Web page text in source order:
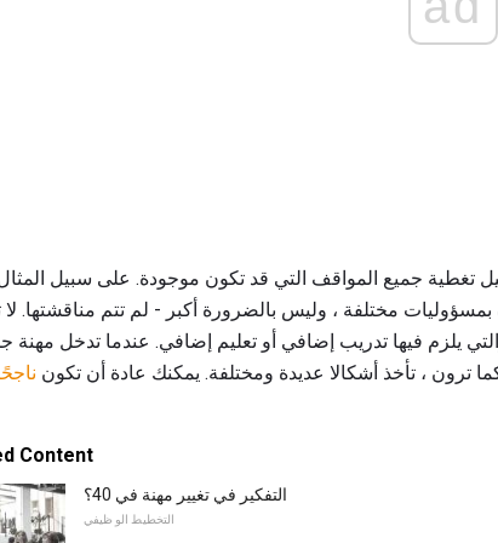
تغطية جميع المواقف التي قد تكون موجودة. على سبيل
بمسؤوليات مختلفة ، وليس بالضرورة أكبر - لم تتم مناقشتها. لا
يلزم فيها تدريب إضافي أو تعليم إضافي. عندما تدخل مهنة
ترون ، تأخذ أشكالا عديدة ومختلفة. يمكنك عادة أن تكون
Content
التفكير في تغيير مهنة في 40؟
التخطيط الو ظيفي